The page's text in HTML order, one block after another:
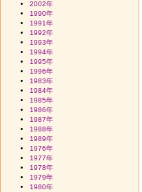
2002年
1990年
1991年
1992年
1993年
1994年
1995年
1996年
1983年
1984年
1985年
1986年
1987年
1988年
1989年
1976年
1977年
1978年
1979年
1980年